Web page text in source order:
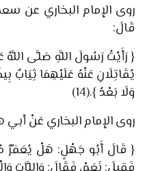
روى الإمام البخاري عن
قَالَ:
{رَأَيْتُ رَسُولَ اللَّهِ صَلَّى
يُقَاتِلَانِ عَنْهُ عَلَيْهِمَا ثِيَابٌ
وَلَا بَعْدُ }
.
(14)
روى الإمام البخاري عَنْ أبي
{ قَالَ أَبُو جَهْلٍ: هَلْ يُعَفِّرُ